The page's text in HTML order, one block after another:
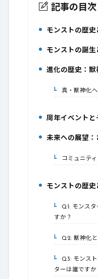
記事の目次
モンストの歴史
モンストの誕生
3.進化の歴史：獣
3-1.真・獣神化
4.周年イベントと
5.未来への展望：
5-1.コミュニテ
モンストの歴
6-1.Q1: モンス
すか？
6-2.Q2: 獣神化
6-3.Q3: モンス
ターは誰ですか